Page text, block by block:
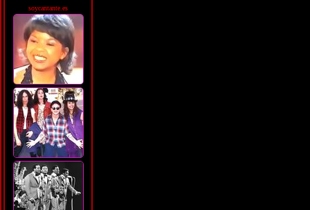
soycantante.es